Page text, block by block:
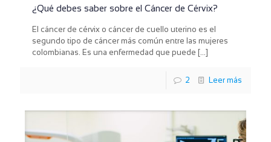
¿Qué debes saber sobre el Cáncer de Cérvix?
El cáncer de cérvix o cáncer de cuello uterino es el
segundo tipo de cáncer más común entre las mujeres
colombianas. Es una enfermedad que puede […]
2 Leer más